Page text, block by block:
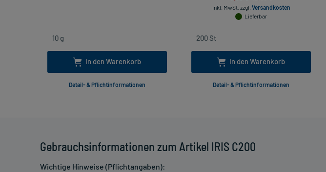
Gebrauchsinformationen zum Artikel IRIS C200
Wichtige Hinweise (Pflichtangaben):
In den Warenkorb
Detail- & Pflichtinformationen
inkl. MwSt. zzgl. Versandkosten
Lieferbar
In den Warenkorb
Detail- & Pflichtinformationen